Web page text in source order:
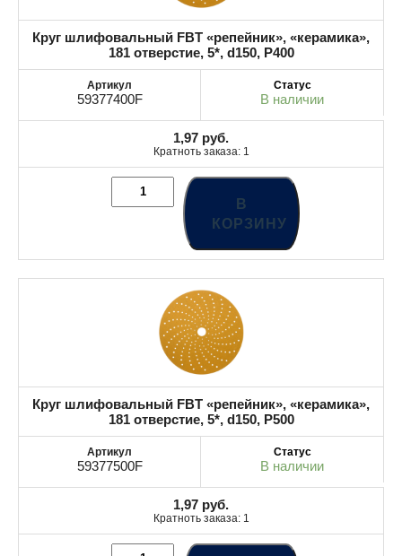
Круг шлифовальный FBT «репейник», «керамика»,
181 отверстие, 5*, d150, P400
59377400F В наличии
1,97 руб.
Кратноть заказа: 1
В
КОРЗИНУ
Круг шлифовальный FBT «репейник», «керамика»,
181 отверстие, 5*, d150, P500
59377500F В наличии
1,97 руб.
Кратноть заказа: 1